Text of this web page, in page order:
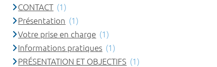
CONTACT (1)
Présentation (1)
Votre prise en charge (1)
Informations pratiques (1)
PRÉSENTATION ET OBJECTIFS (1)